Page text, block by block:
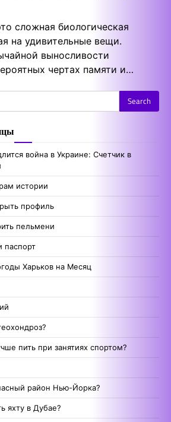
сложная биологическая
на удивительные вещи.
выносливости
чертах памяти и…
война в Украине: Счетчик в
истории
профиль
пельмени
паспорт
Харьков на Месяц
пить при занятиях спортом?
район Нью-Йорка?
яхту в Дубае?